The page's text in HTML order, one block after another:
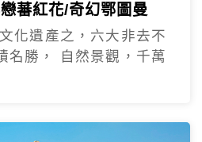
戀蕃紅花/奇幻鄂圖曼
化遺產之，六大非去不
名勝， 自然景觀，千萬